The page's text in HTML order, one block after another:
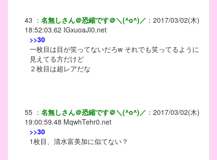
43 ： 名無しさん＠恐縮です＠＼(^o^)／ ： 2017/03/02(木)
18:52:03.62 IGxuoaJI0.net
>>30
一枚目は目が笑ってないだろw それでも笑ってるように
見えてる方だけど
２枚目は超レアだな
55 ： 名無しさん＠恐縮です＠＼(^o^)／ ： 2017/03/02(木)
19:00:59.48 MqwhTehr0.net
>>30
1枚目、清水富美加に似てない？